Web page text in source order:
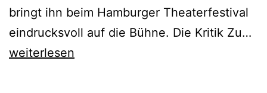
bringt ihn beim Hamburger Theaterfestival
eindrucksvoll auf die Bühne. Die Kritik Zu…
weiterlesen